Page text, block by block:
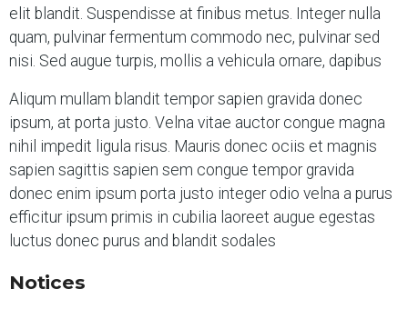
elit blandit. Suspendisse at finibus metus. Integer nulla
quam, pulvinar fermentum commodo nec, pulvinar sed
nisi. Sed augue turpis, mollis a vehicula ornare, dapibus
Aliqum mullam blandit tempor sapien gravida donec
ipsum, at porta justo. Velna vitae auctor congue magna
nihil impedit ligula risus. Mauris donec ociis et magnis
sapien sagittis sapien sem congue tempor gravida
donec enim ipsum porta justo integer odio velna a purus
efficitur ipsum primis in cubilia laoreet augue egestas
luctus donec purus and blandit sodales
Notices